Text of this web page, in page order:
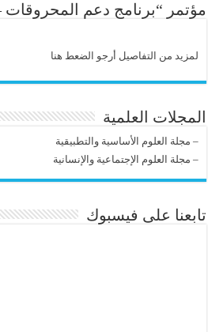
مؤتمر “برنامج دعم المحروقات
لمزيد من التفاصيل أرجو الضعط هنا
المجلات العلمية
– مجلة العلوم الأساسية والتطبيقية
– مجلة العلوم الإجتماعية والإنسانية
تابعنا على فيسبوك